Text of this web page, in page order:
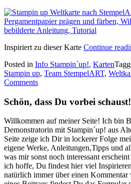
Inspiriert zu dieser Karte Continue
Posted in Info Stampin´up!, Karten
Stampin up, Team StempelART,
Comments
Schön, dass Du vorbei schaust!
Willkommen auf meiner Seite! Ich bin
Demonstratorin mit Stampin´up! aus
Seite zeige ich Dir in lockerer Folge
eigene Werke, Anleitungen,Tipps und
was mir sonst noch interessant
ich hoffe, Du findest hier viel
natürlich immer über einen